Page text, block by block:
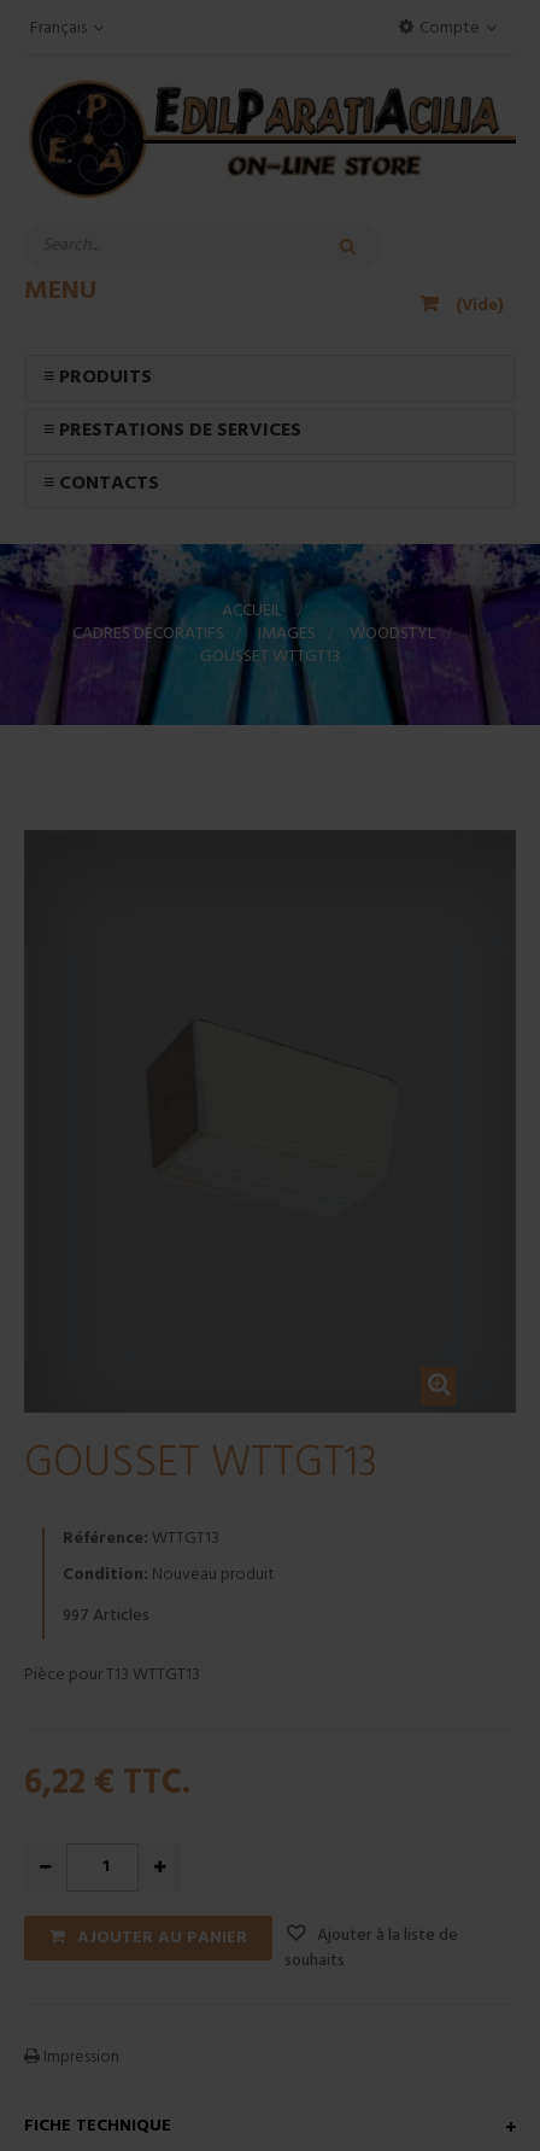
Compte
Français
(Vide)
MENU
≡ PRODUITS
≡ PRESTATIONS DE SERVICES
≡ CONTACTS
ACCUEIL >
CADRES DÉCORATIFS > IMAGES > WOODSTYL >
GOUSSET WTTGT13
GOUSSET WTTGT13
Référence: WTTGT13
Condition: Nouveau produit
997 Articles
Pièce pour T13 WTTGT13
6,22 € TTC.
AJOUTER AU PANIER
Ajouter à la liste de
souhaits
Impression
FICHE TECHNIQUE